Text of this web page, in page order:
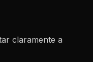
claramente a